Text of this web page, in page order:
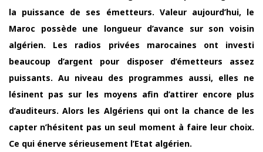
la puissance de ses émetteurs. Valeur aujourd’hui, le
Maroc possède une longueur d’avance sur son voisin
algérien. Les radios privées marocaines ont investi
beaucoup d’argent pour disposer d’émetteurs assez
puissants. Au niveau des programmes aussi, elles ne
lésinent pas sur les moyens afin d’attirer encore plus
d’auditeurs. Alors les Algériens qui ont la chance de les
capter n’hésitent pas un seul moment à faire leur choix.
Ce qui énerve sérieusement l’Etat algérien.